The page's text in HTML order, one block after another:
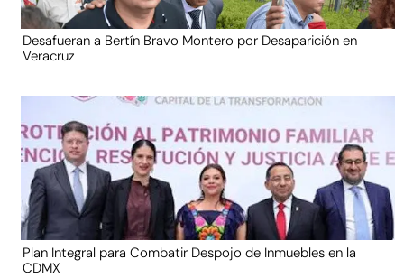
Desafueran a Bertín Bravo Montero por Desaparición en
Veracruz
Plan Integral para Combatir Despojo de Inmuebles en la
CDMX